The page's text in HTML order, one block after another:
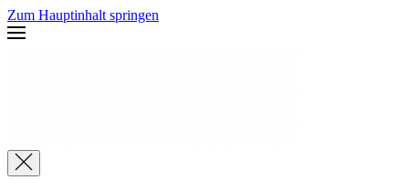
Zum Hauptinhalt springen